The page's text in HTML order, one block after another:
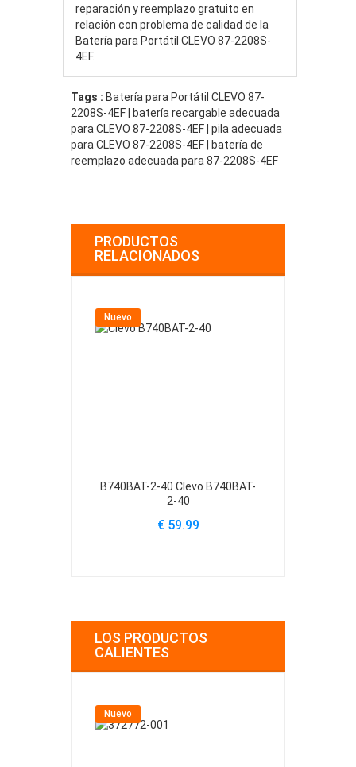
reparación y reemplazo gratuito en
relación con problema de calidad de la
Batería para Portátil CLEVO 87-2208S-
4EF.
Tags : Batería para Portátil CLEVO 87-
2208S-4EF | batería recargable adecuada
para CLEVO 87-2208S-4EF | pila adecuada
para CLEVO 87-2208S-4EF | batería de
reemplazo adecuada para 87-2208S-4EF
PRODUCTOS
RELACIONADOS
Nuevo
B740BAT-2-40 Clevo B740BAT-
2-40
€ 59.99
LOS PRODUCTOS
CALIENTES
Nuevo